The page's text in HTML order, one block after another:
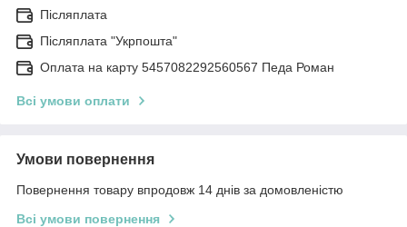
Післяплата
Післяплата "Укрпошта"
Оплата на карту 5457082292560567 Педа Роман
Всі умови оплати
Умови повернення
Повернення товару впродовж 14 днів за домовленістю
Всі умови повернення